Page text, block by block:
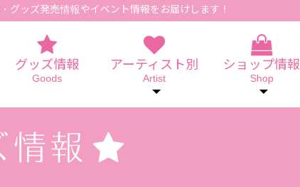
・グッズ発売情報やイベント情報をお届けします！
グッズ情報
Goods
アーティスト別
Artist
ショップ情報
Shop